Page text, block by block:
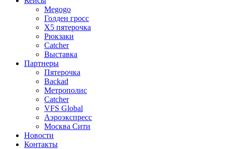
Megogo
Голден гросс
X5 пятерочка
Рюкзаки
Catcher
Выставка
Партнеры
Пятерочка
Backad
Метрополис
Catcher
VFS Global
Аэроэкспресс
Москва Сити
Новости
Контакты